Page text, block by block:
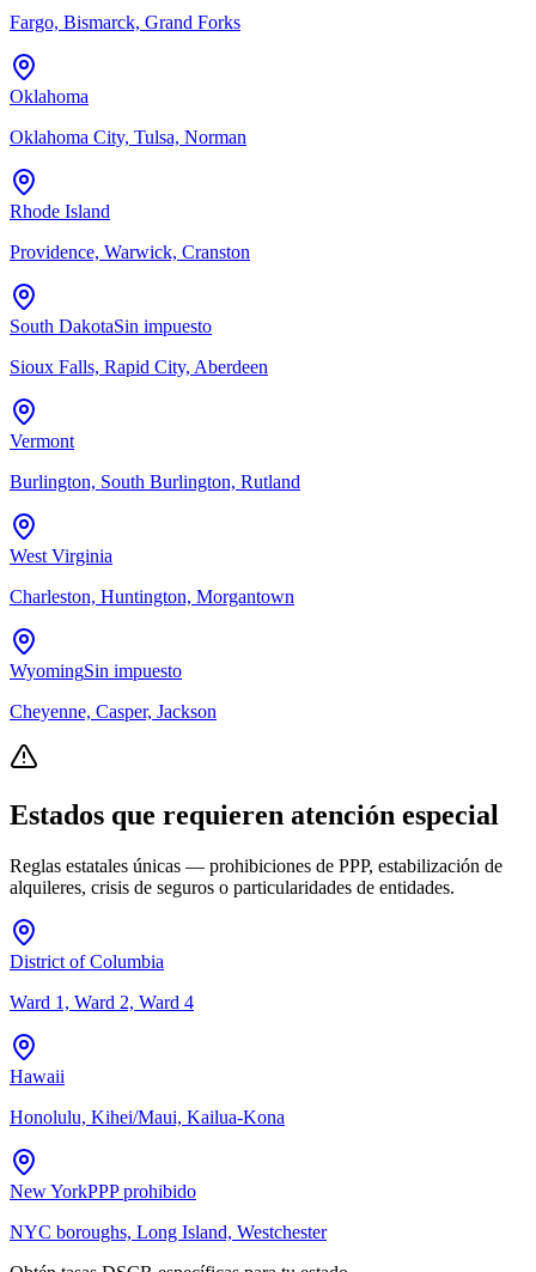
Fargo, Bismarck, Grand Forks
Oklahoma
Oklahoma City, Tulsa, Norman
Rhode Island
Providence, Warwick, Cranston
South DakotaSin impuesto
Sioux Falls, Rapid City, Aberdeen
Vermont
Burlington, South Burlington, Rutland
West Virginia
Charleston, Huntington, Morgantown
WyomingSin impuesto
Cheyenne, Casper, Jackson
Estados que requieren atención especial
Reglas estatales únicas — prohibiciones de PPP, estabilización de
alquileres, crisis de seguros o particularidades de entidades.
District of Columbia
Ward 1, Ward 2, Ward 4
Hawaii
Honolulu, Kihei/Maui, Kailua-Kona
New YorkPPP prohibido
NYC boroughs, Long Island, Westchester